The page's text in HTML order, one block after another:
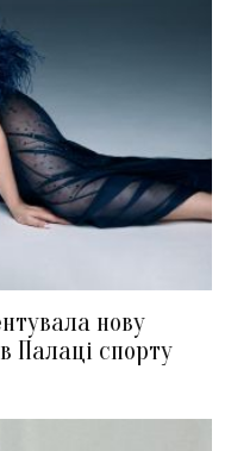
нову
Палаці спорту